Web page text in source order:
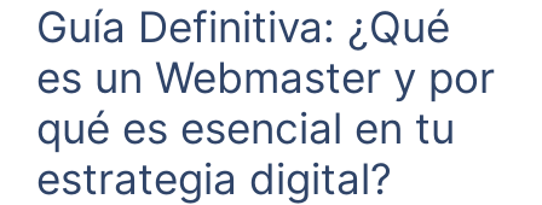
Guía Definitiva: ¿Qué
es un Webmaster y por
qué es esencial en tu
estrategia digital?